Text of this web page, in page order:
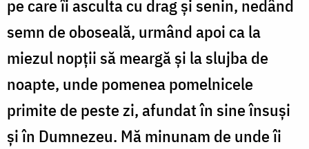
pe care îi asculta cu drag și senin, nedând
semn de oboseală, urmând apoi ca la
miezul nopții să meargă și la slujba de
noapte, unde pomenea pomelnicele
primite de peste zi, afundat în sine însuși
și în Dumnezeu. Mă minunam de unde îi